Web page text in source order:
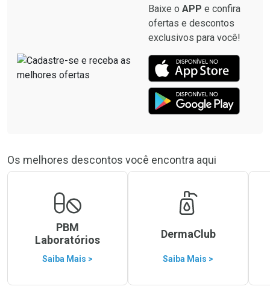
Baixe o APP e confira
ofertas e descontos
exclusivos para você!
Os melhores descontos você encontra aqui
PBM
Laboratórios
Saiba Mais >
DermaClub
Saiba Mais >